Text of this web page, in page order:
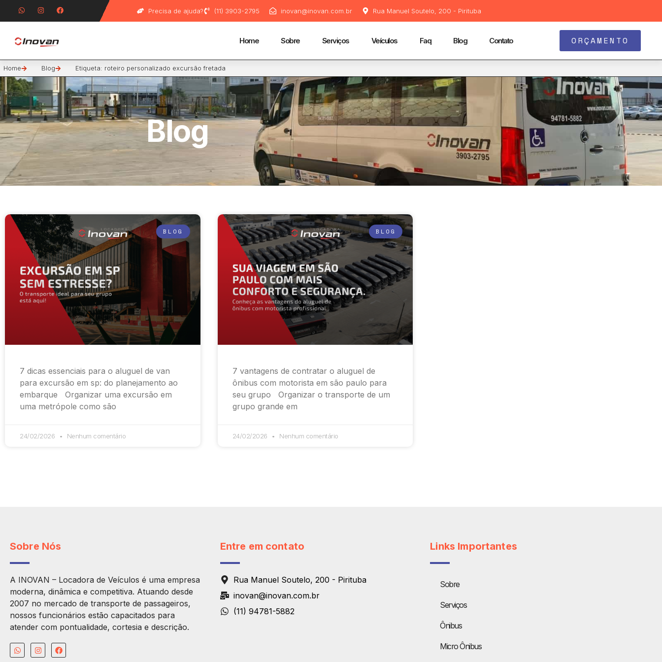
Precisa de ajuda? (11) 3903-2795 inovan@inovan.com.br Rua Manuel Soutelo, 200 - Pirituba
Home Sobre Serviços Veículos Faq Blog Contato ORÇAMENTO
Home Blog Etiqueta: roteiro personalizado excursão fretada
Blog
BLOG
7 dicas essenciais para o aluguel de van
para excursão em sp: do planejamento ao
embarque Organizar uma excursão em
uma metrópole como são
24/02/2026 Nenhum comentário
BLOG
7 vantagens de contratar o aluguel de
ônibus com motorista em são paulo para
seu grupo Organizar o transporte de um
grupo grande em
24/02/2026 Nenhum comentário
Sobre Nós
A INOVAN – Locadora de Veículos é uma empresa
moderna, dinâmica e competitiva. Atuando desde
2007 no mercado de transporte de passageiros,
nossos funcionários estão capacitados para
atender com pontualidade, cortesia e descrição.
Entre em contato
Rua Manuel Soutelo, 200 - Pirituba
inovan@inovan.com.br
(11) 94781-5882
Links Importantes
Sobre
Serviços
Ônibus
Micro Ônibus